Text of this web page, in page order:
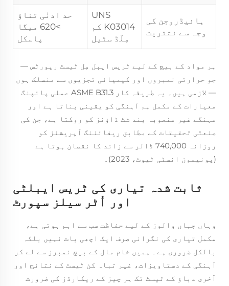
ہائیڈروجن کی
وجہ سے نشتریت
UNS
K03014 کم
مِلّڈ سٹیل
حد ادنٰی تناؤ
>620 میگا
پاسکل
ہر مواد کے بیچ کے لیے ٹریس ایبل مِل ٹیسٹ رپورٹس —
جو حرارتی نمبروں اور کیمیائی تجزیوں سے منسلک ہوں
— لازمی ہیں۔ یہ طریقہ کار ASME B31.3 عملی پائپنگ
معیارات کے مکمل ہم آہنگی کو یقینی بناتا ہے اور
مہنگے غیر منصوبہ بند شٹ ڈاؤنز کو روکتا ہے، جن کی
صنعتی تحقیقات کے مطابق ریفائننگ آپریشنز کو
روزانہ 740,000 ڈالر سے زائد کا نقصان ہوتا ہے
(پونیمون انسٹی ٹیوٹ، 2023)۔
ثابت شدہ تیاری کی ٹریس ایبلٹی
اور اُٹر سیلز سپورٹ
وہاں جہاں والوز کے لیے حفاظت سب سے اہم ہوتی ہے،
مکمل تیاری کی نگرانی صرف ایک اچھی بات نہیں بلکہ
بالکل ضروری ہے۔ ہمیں خام مال کے بیچ نمبرز سے لے کر
آہنگی کے دستاویزات، غیر تباہ کن ٹیسٹ کے نتائج اور
آخری دباؤ کے ٹیسٹ تک ہر چیز کے ریکارڈز کی ضرورت